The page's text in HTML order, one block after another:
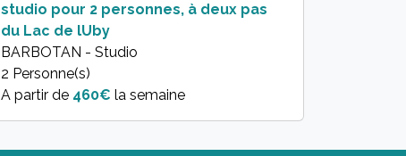
studio pour 2 personnes, à deux pas
du Lac de lUby
BARBOTAN - Studio
2 Personne(s)
A partir de 460€ la semaine